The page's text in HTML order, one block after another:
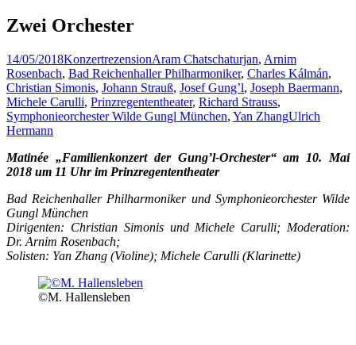
Zwei Orchester
14/05/2018KonzertrezensionAram Chatschaturjan, Arnim
Rosenbach, Bad Reichenhaller Philharmoniker, Charles Kálmán,
Christian Simonis, Johann Strauß, Josef Gung’l, Joseph Baermann,
Michele Carulli, Prinzregententheater, Richard Strauss,
Symphonieorchester Wilde Gungl München, Yan ZhangUlrich
Hermann
Matinée „Familienkonzert der Gung’l-Orchester“ am 10. Mai
2018 um 11 Uhr im Prinzregententheater
Bad Reichenhaller Philharmoniker und Symphonieorchester Wilde
Gungl München
Dirigenten: Christian Simonis und Michele Carulli; Moderation:
Dr. Arnim Rosenbach;
Solisten: Yan Zhang (Violine); Michele Carulli (Klarinette)
©M. Hallensleben